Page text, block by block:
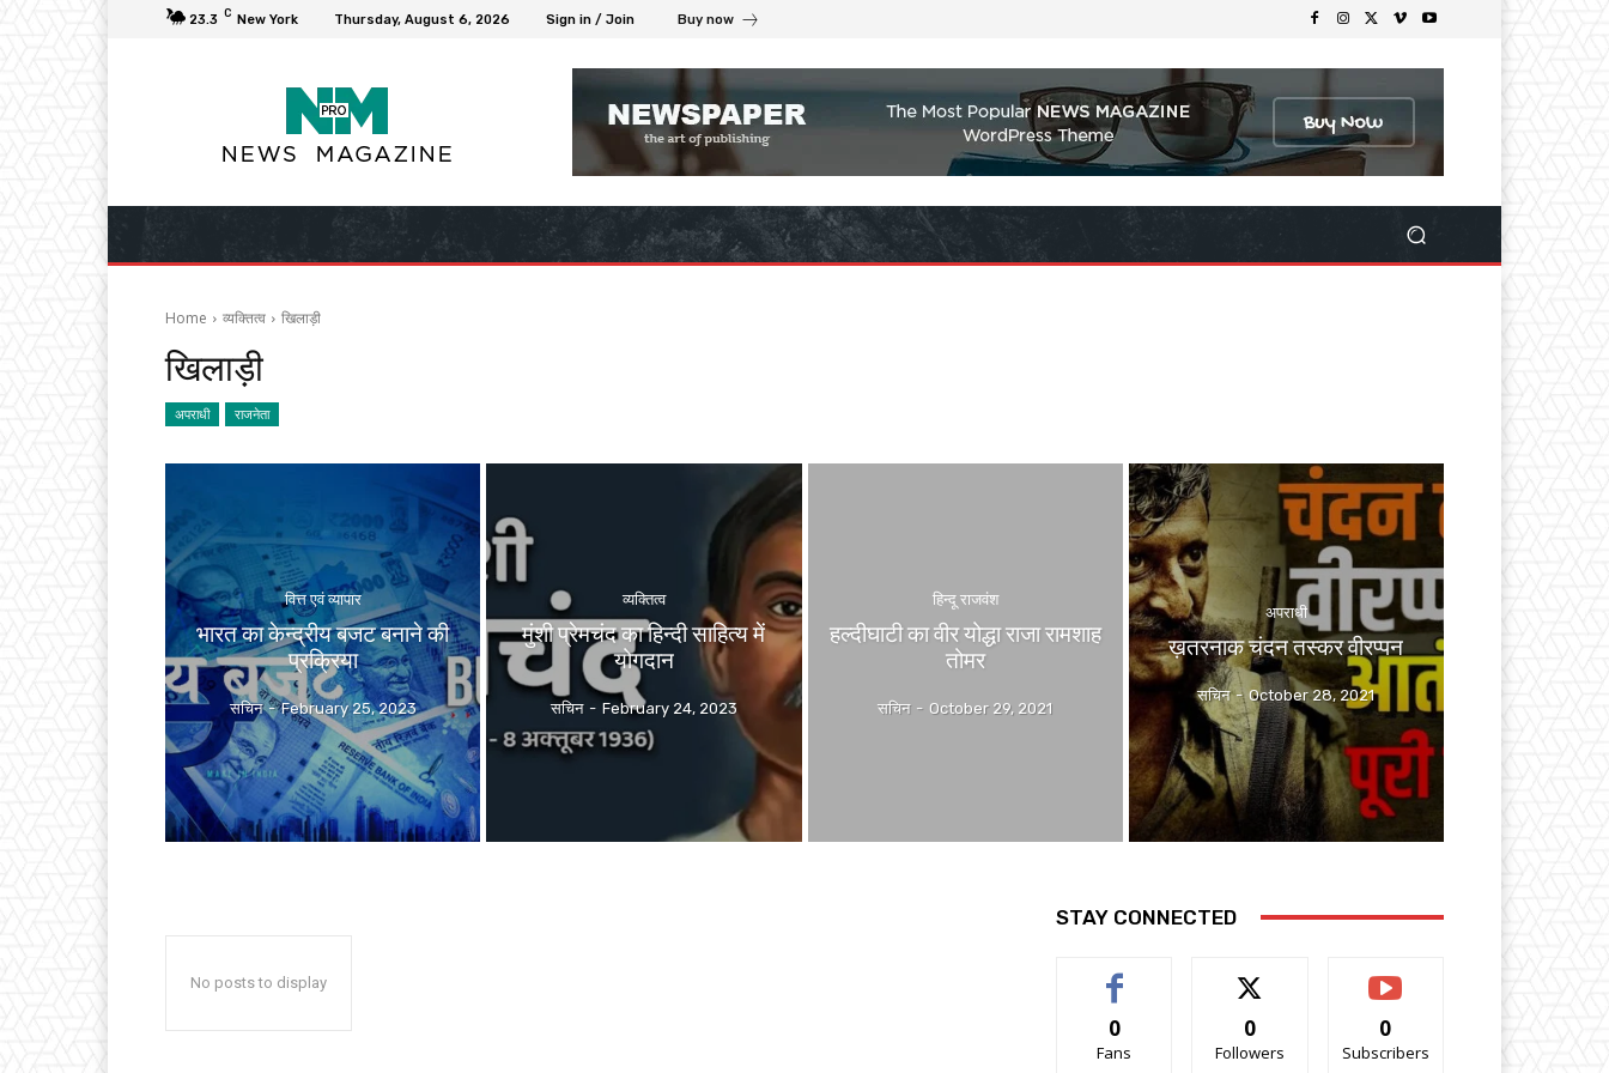
23.3 C New York Thursday, August 6, 2026 Sign in / Join Buy now
Home व्यक्तित्व खिलाड़ी
खिलाड़ी
अपराधी राजनेता
वित्त एवं व्यापार
भारत का केन्द्रीय बजट बनाने की
प्रक्रिया
सचिन - February 25, 2023
व्यक्तित्व
मुंशी प्रेमचंद का हिन्दी साहित्य में
योगदान
सचिन - February 24, 2023
हिन्दू राजवंश
हल्दीघाटी का वीर योद्धा राजा रामशाह
तोमर
सचिन - October 29, 2021
अपराधी
ख़तरनाक चंदन तस्कर वीरप्पन
सचिन - October 28, 2021
No posts to display
STAY CONNECTED
0
Fans
0
Followers
0
Subscribers